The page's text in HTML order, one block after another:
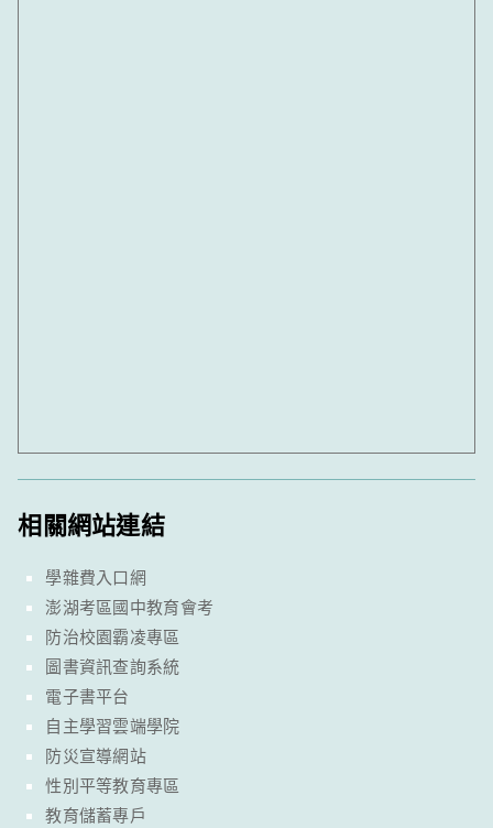
相關網站連結
學雜費入口網
澎湖考區國中教育會考
防治校園霸凌專區
圖書資訊查詢系統
電子書平台
自主學習雲端學院
防災宣導網站
性別平等教育專區
教育儲蓄專戶